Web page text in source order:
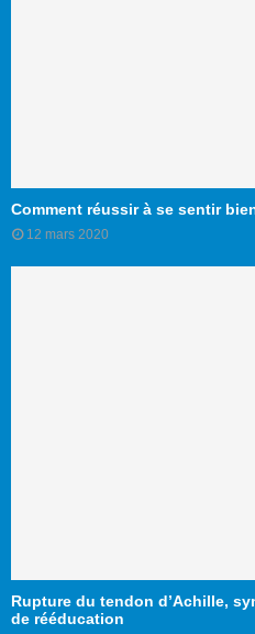
Comment réussir à se sentir
12 mars 2020
Rupture du tendon d’Achille,
de rééducation